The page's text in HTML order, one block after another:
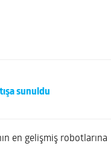
sunuldu
en gelişmiş robotlarına